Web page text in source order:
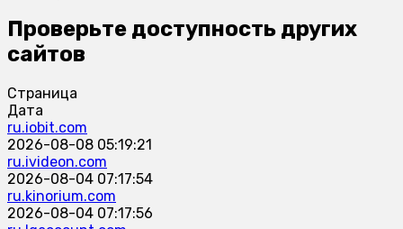
Проверьте доступность других
сайтов
Страница
Дата
ru.iobit.com
2026-08-08 05:19:21
ru.ivideon.com
2026-08-04 07:17:54
ru.kinorium.com
2026-08-04 07:17:56